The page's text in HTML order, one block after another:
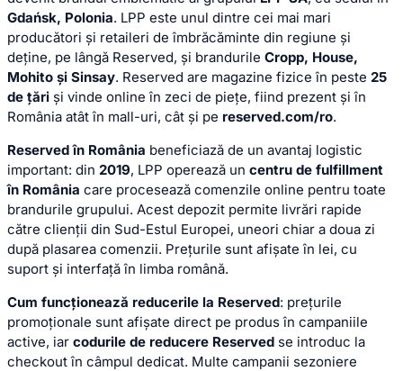
Gdańsk, Polonia. LPP este unul dintre cei mai mari
producători și retaileri de îmbrăcăminte din regiune și
deține, pe lângă Reserved, și brandurile Cropp, House,
Mohito și Sinsay. Reserved are magazine fizice în peste 25
de țări și vinde online în zeci de piețe, fiind prezent și în
România atât în mall-uri, cât și pe reserved.com/ro.
Reserved în România beneficiază de un avantaj logistic
important: din 2019, LPP operează un centru de fulfillment
în România care procesează comenzile online pentru toate
brandurile grupului. Acest depozit permite livrări rapide
către clienții din Sud-Estul Europei, uneori chiar a doua zi
după plasarea comenzii. Prețurile sunt afișate în lei, cu
suport și interfață în limba română.
Cum funcționează reducerile la Reserved: prețurile
promoționale sunt afișate direct pe produs în campaniile
active, iar codurile de reducere Reserved se introduc la
checkout în câmpul dedicat. Multe campanii sezoniere